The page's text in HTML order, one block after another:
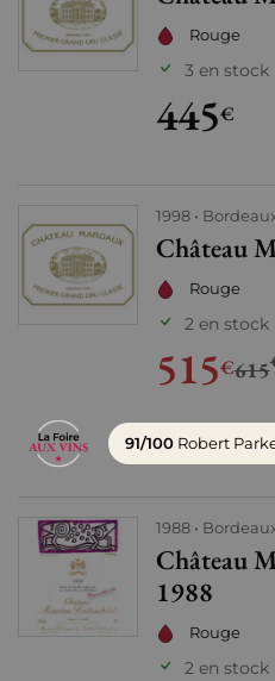
Rouge
3 en stock
445€
1998
Château
Rouge
2 en stock
515€615
91/100 Robert
1988
Château
1988
Rouge
2 en stock